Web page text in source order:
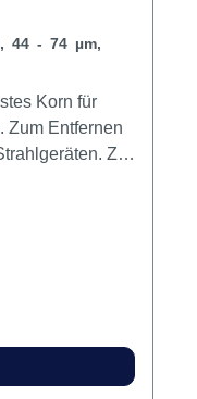
44 - 74 µm,
Korn für
Zum Entfernen
Zur